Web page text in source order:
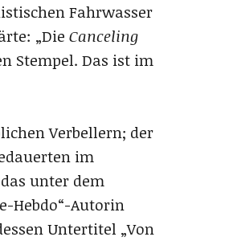
Fahrwasser
„Die Canceling
Stempel. Das ist im
Verbellern; der
im
unter dem
Hebdo“-Autorin
Untertitel „Von